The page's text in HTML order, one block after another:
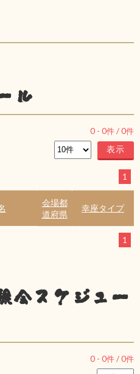
ル
0 - 0件 /0件
1
会場都
道府県
幸座タイプ
1
会スケジュー
0 - 0件 /0件